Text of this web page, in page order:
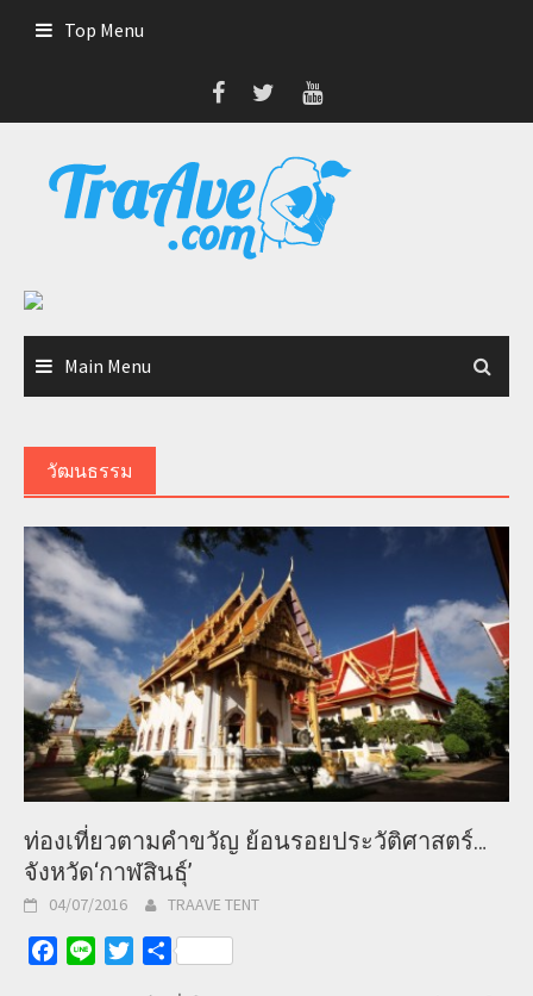
Top Menu
Main Menu
วัฒนธรรม
ท่องเที่ยวตามคำขวัญ ย้อนรอยประวัติศาสตร์…
จังหวัด‘กาฬสินธุ์’
04/07/2016 TRAAVE TENT
Facebook
Line TwitterShare